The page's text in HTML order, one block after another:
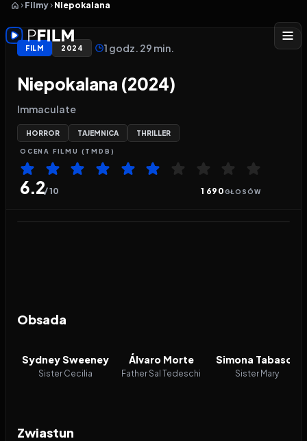
Filmy Niepokalana
FILM 2024 1 godz. 29 min.
Niepokalana (2024)
Immaculate
HORROR TAJEMNICA THRILLER
OCENA FILMU (TMDB)
6.2/ 10 1 690GŁOSÓW
Obsada
Sydney Sweeney
Sister Cecilia
Álvaro Morte
Father Sal Tedeschi
Simona Tabasco
Sister Mary
Zwiastun